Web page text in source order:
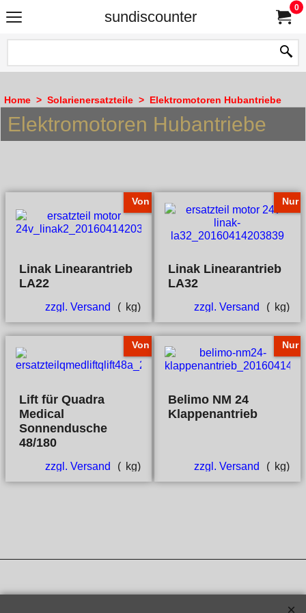
sundiscounter
0
Home > Solarienersatzteile > Elektromotoren Hubantriebe
Elektromotoren Hubantriebe
Von
Linak Linearantrieb
LA22
zzgl. Versand kg
Nur
Linak Linearantrieb
LA32
zzgl. Versand kg
Von
Lift für Quadra
Medical
Sonnendusche
48/180
zzgl. Versand kg
Nur
Belimo NM 24
Klappenantrieb
zzgl. Versand kg